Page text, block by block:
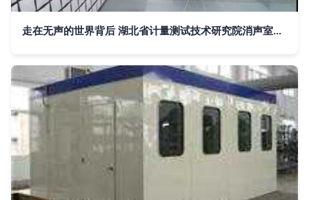
走在无声的世界背后 湖北省计量测试技术研究院消声室的未知一问